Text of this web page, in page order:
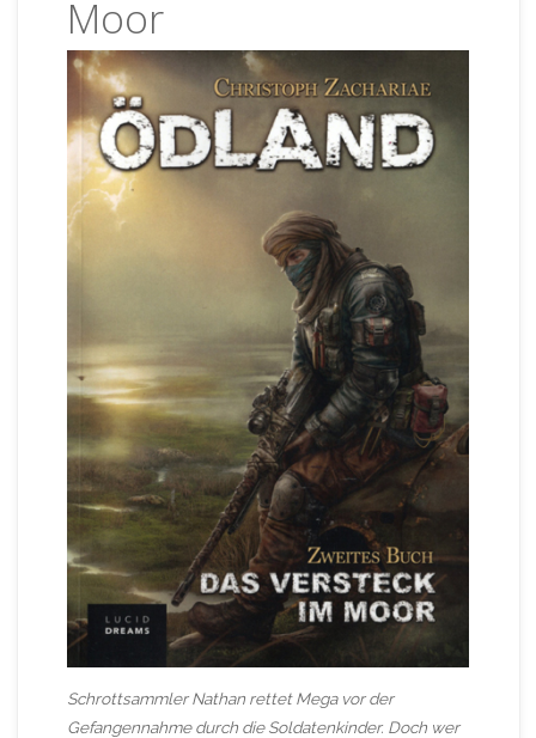
Moor
Schrottsammler Nathan rettet Mega vor der
Gefangennahme durch die Soldatenkinder. Doch wer